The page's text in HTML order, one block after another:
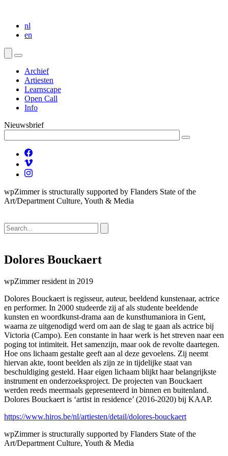
nl
en
Archief
Artiesten
Learnscape
Open Call
Info
Nieuwsbrief
wpZimmer is structurally supported by Flanders State of the
Art/Department Culture, Youth & Media
Dolores Bouckaert
wpZimmer resident in 2019
Dolores Bouckaert is regisseur, auteur, beeldend kunstenaar, actrice
en performer. In 2000 studeerde zij af als studente beeldende
kunsten en woordkunst-drama aan de kunsthumaniora in Gent,
waarna ze uitgenodigd werd om aan de slag te gaan als actrice bij
Victoria (Campo). Een constante in haar werk is het streven naar een
poging tot intimiteit. Het samenzijn, maar ook de revolte daartegen.
Hoe ons lichaam gestalte geeft aan al deze gevoelens. Zij neemt
hiervan akte, toont beelden als zijn ze in tijdelijke staat van
beschuldiging gesteld. Haar eigen lichaam blijkt haar belangrijkste
instrument en onderzoeksproject. De projecten van Bouckaert
werden reeds meermaals gepresenteerd in binnen en buitenland.
Dolores Bouckaert is ‘artist in residence’ (2016-2020) bij KAAP.
https://www.hiros.be/nl/artiesten/detail/dolores-bouckaert
wpZimmer is structurally supported by Flanders State of the
Art/Department Culture, Youth & Media